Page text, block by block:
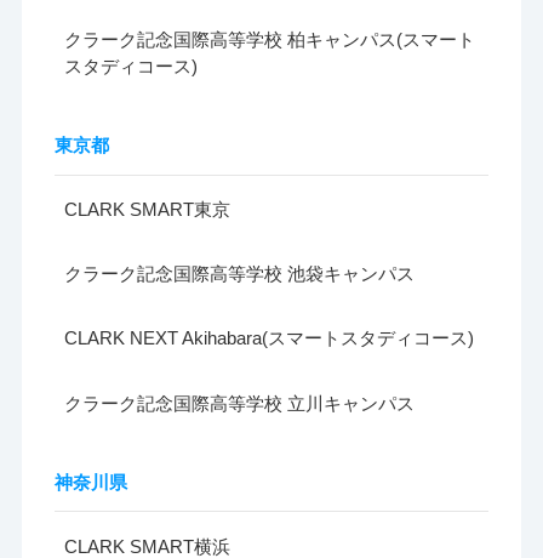
クラーク記念国際高等学校 柏キャンパス(スマート
スタディコース)
東京都
CLARK SMART東京
クラーク記念国際高等学校 池袋キャンパス
CLARK NEXT Akihabara(スマートスタディコース)
クラーク記念国際高等学校 立川キャンパス
神奈川県
CLARK SMART横浜